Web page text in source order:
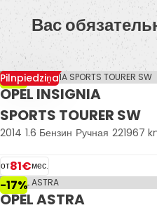
Вас
-13%
Pilnpiedziņa
OPEL INSIGNIA
SPORTS TOURER SW
2014 1.6 Бензин Ручная 221967
от81€мес.
-17%
OPEL ASTRA